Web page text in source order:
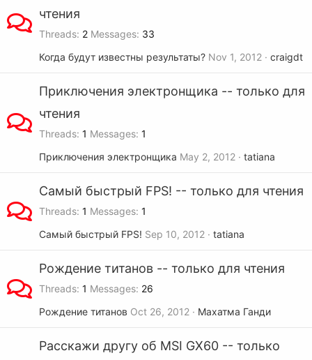
чтения
Threads 2 Messages 33
Когда будут известны результаты? Nov 1, 2012 craigdt
Приключения электронщика -- только для
чтения
Threads 1 Messages 1
Приключения электронщика May 2, 2012 tatiana
Самый быстрый FPS! -- только для чтения
Threads 1 Messages 1
Самый быстрый FPS! Sep 10, 2012 tatiana
Рождение титанов -- только для чтения
Threads 1 Messages 26
Рождение титанов Oct 26, 2012 Махатма Ганди
Расскажи другу об MSI GX60 -- только